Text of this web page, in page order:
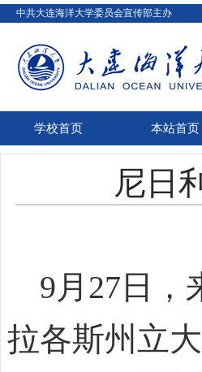
中共大连海洋大学委员会宣传部主办
学校首页 本站首页
尼日
9月27日，
拉各斯州立